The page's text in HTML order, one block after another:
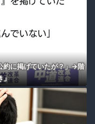
約に掲げていたが？」→階
」